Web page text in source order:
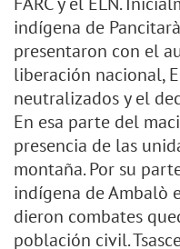
indígena de
presentaron con el
liberación nacional,
neutralizados y el
En esa parte del
presencia de las
montaña. Por su
indígena de Ambalò
dieron combates
población civil.